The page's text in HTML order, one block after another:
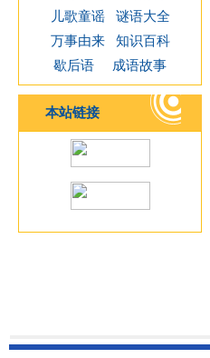
儿歌童谣
谜语大全
万事由来
知识百科
歇后语
成语故事
本站链接